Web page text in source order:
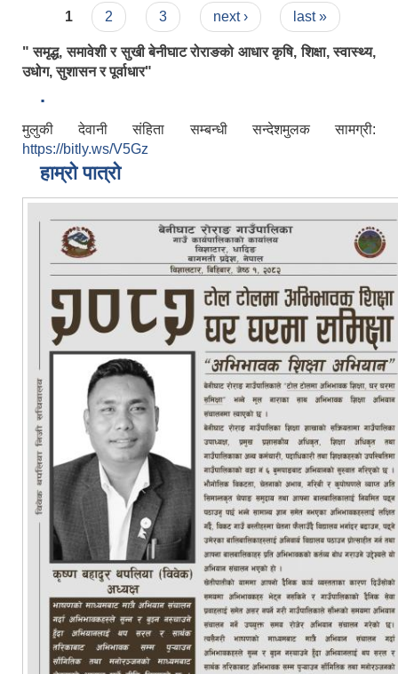
Pages
1 2 3 next › last »
" समृद्ध, समावेशी र सुखी बेनीघाट रोराङको आधार कृषि, शिक्षा, स्वास्थ्य,
उधोग, सुशासन र पूर्वाधार"
.
मुलुकी देवानी संहिता सम्बन्धी सन्देशमुलक सामग्री:
https://bitly.ws/V5Gz
हाम्रो पात्रो